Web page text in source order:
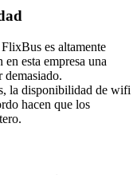
es altamente
esta empresa una
demasiado.
la disponibilidad de wifi
hacen que los